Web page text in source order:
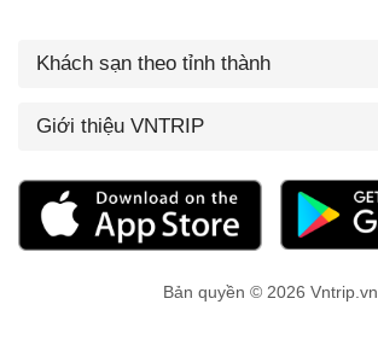
Khách sạn theo tỉnh thành
Giới thiệu VNTRIP
Bản quyền © 2026 Vntrip.vn